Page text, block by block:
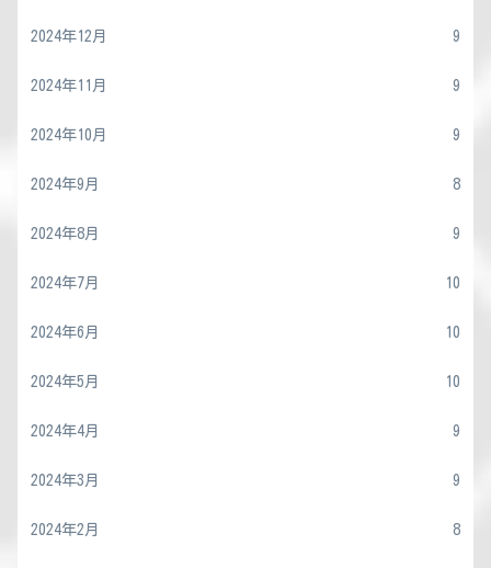
2024年12月 9
2024年11月 9
2024年10月 9
2024年9月 8
2024年8月 9
2024年7月 10
2024年6月 10
2024年5月 10
2024年4月 9
2024年3月 9
2024年2月 8